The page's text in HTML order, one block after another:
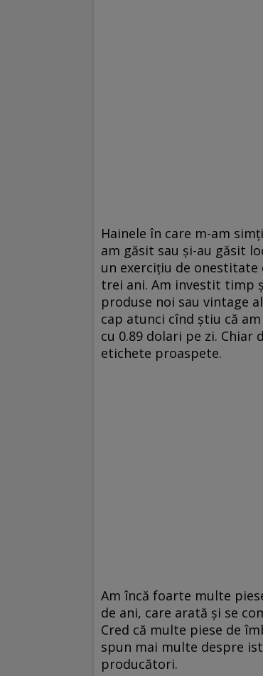
Hainele în care m-am
am găsit sau și-au găsit
un exercițiu de
trei ani. Am investit timp
produse noi sau vintage
cap atunci cînd știu că
cu 0.89 dolari pe zi. Chiar
etichete proaspete.
Am încă foarte multe
de ani, care arată și se
Cred că multe piese de
spun mai multe despre
producători.